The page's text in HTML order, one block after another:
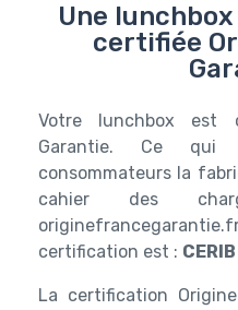
Une
certifiée
Votre lunchbox est
Garantie. Ce qui
consommateurs la
cahier des
certification est :
La certification